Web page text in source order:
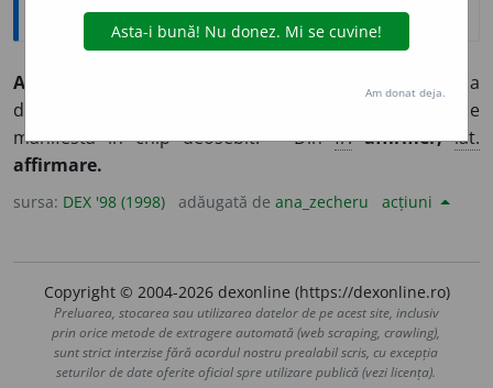
AFIRM
A susține (cu tărie), a
declara (în mod ferm).
A se remarca, a se
manifesta în chip deosebit. – Dinfr. affirmer, lat.
affirmare.
sursa: DEX '98 (1998) adăugată de ana_zecheru acțiuni
Copyright © 2004-2026 dexonline (https://dexonline.ro)
Preluarea, stocarea sau utilizarea datelor de pe acest site, inclusiv
prin orice metode de extragere automată (web scraping, crawling),
sunt strict interzise fără acordul nostru prealabil scris, cu excepția
seturilor de date oferite oficial spre utilizare publică (vezi licența).
Am donat deja.